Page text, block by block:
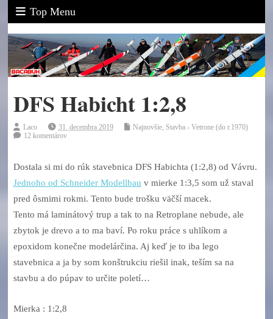
Top Menu
DFS Habicht 1:2,8
Laco 31. decembra 2019 Najnovšie, Stavba - Vetrone (do r.1970)
12 komentárov
Dostala si mi do rúk stavebnica DFS Habichta (1:2,8) od Vávru.
Jednoho od Schneider Modellbau v mierke 1:3,5 som už staval
pred ôsmimi rokmi. Tento bude trošku väčší macek.
Tento má laminátový trup a tak to na Retroplane nebude, ale
zbytok je drevo a to ma baví. Po roku práce s uhlíkom a
epoxidom konečne modelárčina. Aj keď je to iba lego
stavebnica a ja by som konštrukciu riešil inak, teším sa na
stavbu a do púpav to určite poletí…
Mierka : 1:2,8